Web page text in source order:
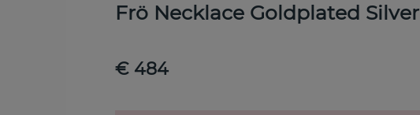
Frö Necklace Goldplated Silver
€ 484